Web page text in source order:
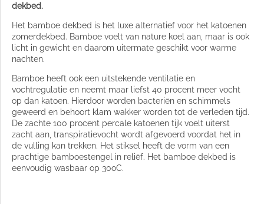
dekbed.
Het bamboe dekbed is het luxe alternatief voor het katoenen
zomerdekbed. Bamboe voelt van nature koel aan, maar is ook
licht in gewicht en daarom uitermate geschikt voor warme
nachten.
Bamboe heeft ook een uitstekende ventilatie en
vochtregulatie en neemt maar liefst 40 procent meer vocht
op dan katoen. Hierdoor worden bacteriën en schimmels
geweerd en behoort klam wakker worden tot de verleden tijd.
De zachte 100 procent percale katoenen tijk voelt uiterst
zacht aan, transpiratievocht wordt afgevoerd voordat het in
de vulling kan trekken. Het stiksel heeft de vorm van een
prachtige bamboestengel in reliëf. Het bamboe dekbed is
eenvoudig wasbaar op 30oC.